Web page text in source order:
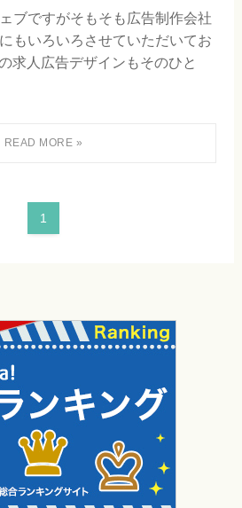
ブですがそもそも広告制作会社
もいろいろさせていただいてお
求人広告デザインもそのひと
1